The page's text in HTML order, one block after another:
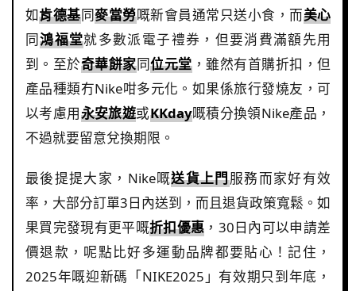
如肯德基同麥當勞嘅新會員通常只送小食，而美心
同鴻福堂就多數派電子禮券，但要消費滿額先用
到。至於奇華餅家同位元堂，雖然有首購折扣，但
產品種類冇Nike咁多元化。如果係旅行發燒友，可
以考慮用永安旅遊或KKday嘅積分換領Nike產品，
不過就要留意兌換期限。
最後提提大家，Nike嘅送貨上門服務而家好有效
率，大部分訂單3日內送到，而且退貨政策寬鬆。如
果買完發現有更平嘅折扣優惠 ，30日內可以申請差
價退款，呢點比好多運動品牌都要貼心！記住，
2025年嘅迎新碼「NIKE2025」有效期只到年底，